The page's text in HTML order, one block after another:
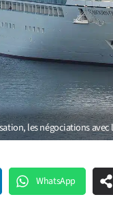
les négociations
WhatsApp